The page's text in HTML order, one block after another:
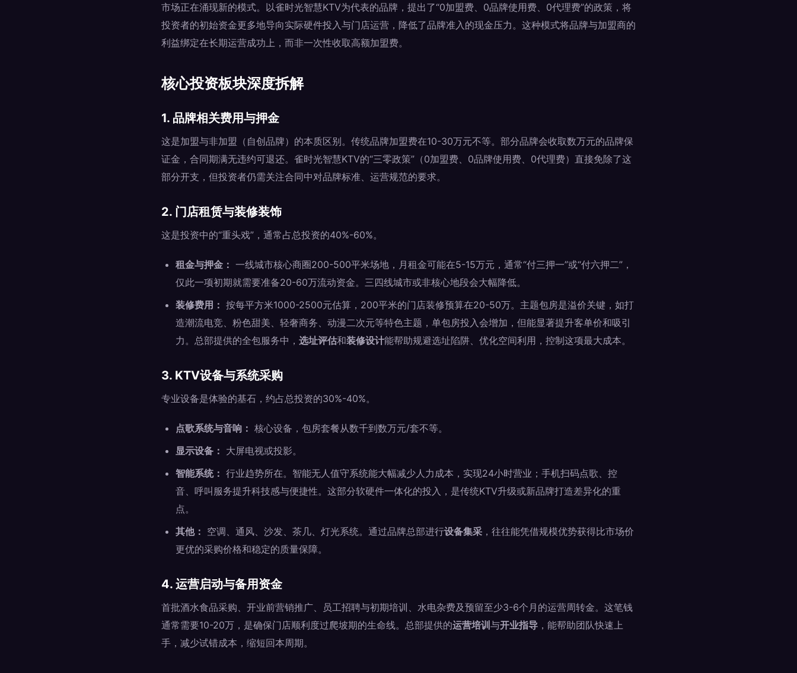
市场正在涌现新的模式。以雀时光智慧KTV为代表的品牌，提出了“0加盟费、0品牌使用费、0代理费”的政策，将
投资者的初始资金更多地导向实际硬件投入与门店运营，降低了品牌准入的现金压力。这种模式将品牌与加盟商的
利益绑定在长期运营成功上，而非一次性收取高额加盟费。
核心投资板块深度拆解
1. 品牌相关费用与押金
这是加盟与非加盟（自创品牌）的本质区别。传统品牌加盟费在10-30万元不等。部分品牌会收取数万元的品牌保
证金，合同期满无违约可退还。雀时光智慧KTV的“三零政策”（0加盟费、0品牌使用费、0代理费）直接免除了这
部分开支，但投资者仍需关注合同中对品牌标准、运营规范的要求。
2. 门店租赁与装修装饰
这是投资中的“重头戏”，通常占总投资的40%-60%。
租金与押金： 一线城市核心商圈200-500平米场地，月租金可能在5-15万元，通常“付三押一”或“付六押二”，
仅此一项初期就需要准备20-60万流动资金。三四线城市或非核心地段会大幅降低。
装修费用： 按每平方米1000-2500元估算，200平米的门店装修预算在20-50万。主题包房是溢价关键，如打
造潮流电竞、粉色甜美、轻奢商务、动漫二次元等特色主题，单包房投入会增加，但能显著提升客单价和吸引
力。总部提供的全包服务中， 选址评估和装修设计能帮助规避选址陷阱、优化空间利用，控制这项最大成本。
3. KTV设备与系统采购
专业设备是体验的基石，约占总投资的30%-40%。
点歌系统与音响： 核心设备，包房套餐从数千到数万元/套不等。
显示设备： 大屏电视或投影。
智能系统： 行业趋势所在。智能无人值守系统能大幅减少人力成本，实现24小时营业；手机扫码点歌、控
音、呼叫服务提升科技感与便捷性。这部分软硬件一体化的投入，是传统KTV升级或新品牌打造差异化的重
点。
其他： 空调、通风、沙发、茶几、灯光系统。通过品牌总部进行设备集采 ，往往能凭借规模优势获得比市场价
更优的采购价格和稳定的质量保障。
4. 运营启动与备用资金
首批酒水食品采购、开业前营销推广、员工招聘与初期培训、水电杂费及预留至少3-6个月的运营周转金。这笔钱
通常需要10-20万，是确保门店顺利度过爬坡期的生命线。总部提供的运营培训 与开业指导 ，能帮助团队快速上
手，减少试错成本，缩短回本周期。